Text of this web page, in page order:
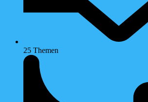
25 Themen